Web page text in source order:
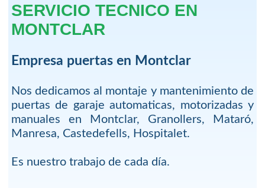
SERVICIO TECNICO EN
MONTCLAR
Empresa puertas en Montclar
Nos dedicamos al montaje y mantenimiento de
puertas de garaje automaticas, motorizadas y
manuales en Montclar, Granollers, Mataró,
Manresa, Castedefells, Hospitalet.
Es nuestro trabajo de cada día.